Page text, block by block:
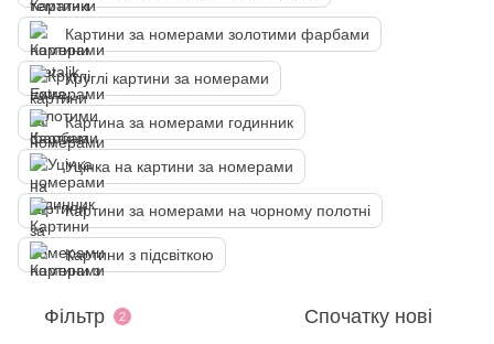
Картини за номерами золотими фарбами
Круглі картини за номерами
Картина за номерами годинник
Уцінка на картини за номерами
Картини за номерами на чорному полотні
Картини з підсвіткою
Фільтр 2 Спочатку нові